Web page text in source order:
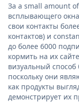
За a small amount
всплывающего
свои контакты
контактов) и
до более 6000
кормить на их
визуальный способ
поскольку они
как продукты
демонстрирует их